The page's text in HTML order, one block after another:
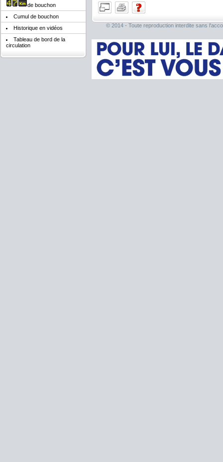
de bouchon
Cumul de bouchon
Historique en vidéos
Tableau de bord de la
circulation
© 2014 - Toute reproduction interdite sans